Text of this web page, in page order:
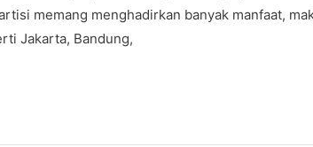
memang menghadirkan banyak manfaat,
Jakarta, Bandung,